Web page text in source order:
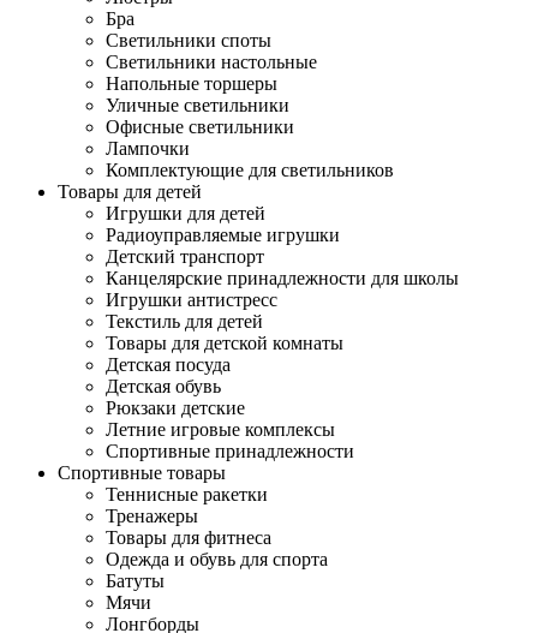
Бра
Светильники споты
Светильники настольные
Напольные торшеры
Уличные светильники
Офисные светильники
Лампочки
Комплектующие для светильников
Товары для детей
Игрушки для детей
Радиоуправляемые игрушки
Детский транспорт
Канцелярские принадлежности для школы
Игрушки антистресс
Текстиль для детей
Товары для детской комнаты
Детская посуда
Детская обувь
Рюкзаки детские
Летние игровые комплексы
Спортивные принадлежности
Спортивные товары
Теннисные ракетки
Тренажеры
Товары для фитнеса
Одежда и обувь для спорта
Батуты
Мячи
Лонгборды